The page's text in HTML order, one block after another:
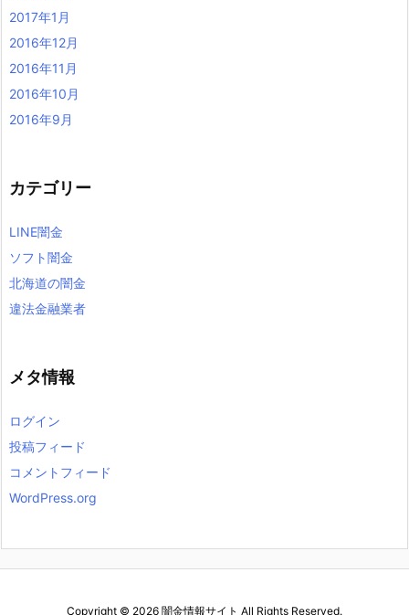
2017年1月
2016年12月
2016年11月
2016年10月
2016年9月
カテゴリー
LINE闇金
ソフト闇金
北海道の闇金
違法金融業者
メタ情報
ログイン
投稿フィード
コメントフィード
WordPress.org
Copyright © 2026 闇金情報サイト All Rights Reserved.